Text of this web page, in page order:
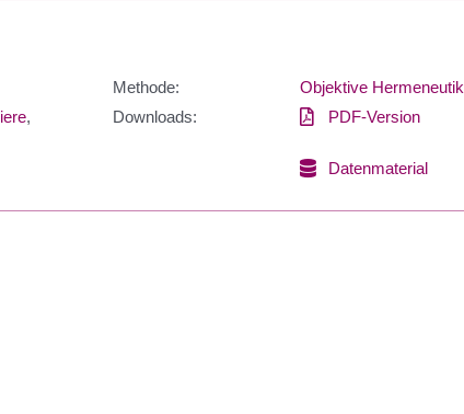
,
Methode:
Objektive Hermeneutik
Downloads:
PDF-Version
Datenmaterial